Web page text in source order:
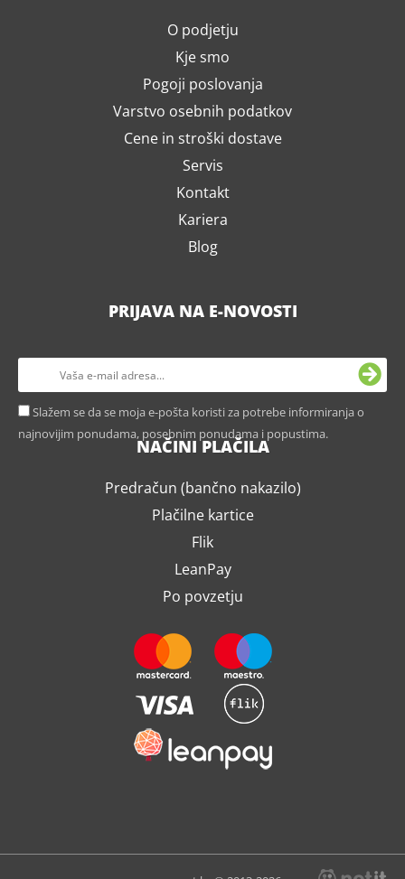
O podjetju
Kje smo
Pogoji poslovanja
Varstvo osebnih podatkov
Cene in stroški dostave
Servis
Kontakt
Kariera
Blog
PRIJAVA NA E-NOVOSTI
Slažem se da se moja e-pošta koristi za potrebe informiranja o
najnovijim ponudama, posebnim ponudama i popustima.
NAČINI PLAČILA
Predračun (bančno nakazilo)
Plačilne kartice
Flik
LeanPay
Po povzetju